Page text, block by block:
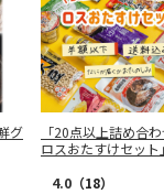
グ
「20点以上詰め合
ロスおたすけセット
4.0 （18）